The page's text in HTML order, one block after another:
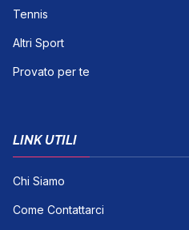
Tennis
Altri Sport
Provato per te
LINK UTILI
Chi Siamo
Come Contattarci